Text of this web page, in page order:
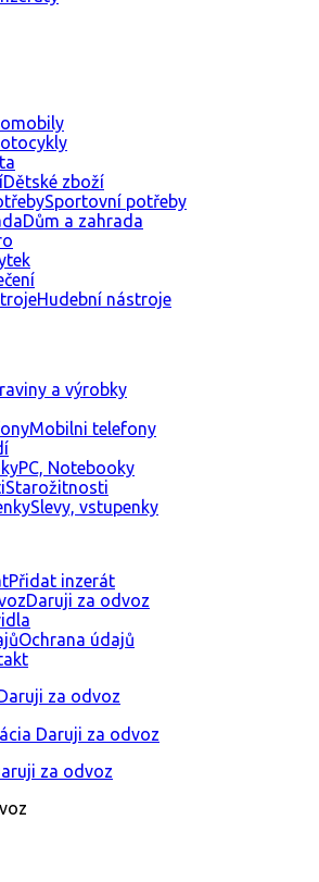
Dětské zboží
Sportovní potřeby
Dům a zahrada
Hudební nástroje
a výrobky
Mobilni telefony
PC, Notebooky
Starožitnosti
Slevy, vstupenky
Přidat inzerát
Daruji za odvoz
Ochrana údajů